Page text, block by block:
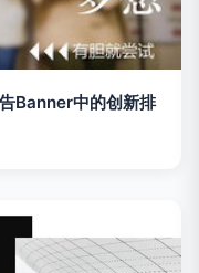
Banner中的创新排